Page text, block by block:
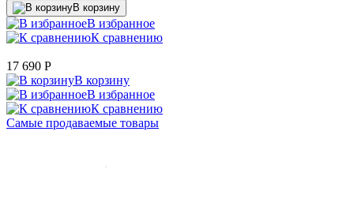
В корзину
В избранное
К сравнению
17 690 P
В корзину
В избранное
К сравнению
Самые продаваемые товары